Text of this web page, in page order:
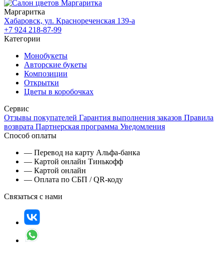
Маргаритка
Хабаровск, ул. Краснореченская 139-а
+7 924 218-87-99
Категории
Монобукеты
Авторские букеты
Композиции
Открытки
Цветы в коробочках
Сервис
Отзывы покупателей Гарантия выполнения заказов Правила
возврата Партнерская программа Уведомления
Способ оплаты
— Перевод на карту Альфа-банка
— Картой онлайн Тинькофф
— Картой онлайн
— Оплата по СБП / QR-коду
Связаться с нами